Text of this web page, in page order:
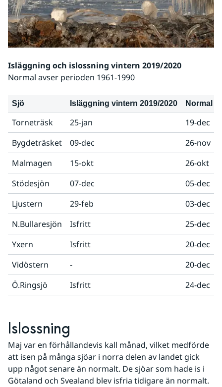
Isläggning och islossning vintern 2019/2020
Normal avser perioden 1961-1990
Sjö Isläggning vintern 2019/2020 Normal
Torneträsk 25-jan
19-dec
Bygdeträsket
09-dec
26-nov
Malmagen
15-okt
26-okt
Stödesjön
07-dec
05-dec
Ljustern
29-feb
03-dec
N.Bullaresjön
Isfritt
25-dec
Yxern
Isfritt
20-dec
Vidöstern
-
20-dec
Ö.Ringsjö
Isfritt 24-dec
Islossning
Maj var en förhållandevis kall månad, vilket medförde
att isen på många sjöar i norra delen av landet gick
upp något senare än normalt. De sjöar som hade is i
Götaland och Svealand blev isfria tidigare än normalt.